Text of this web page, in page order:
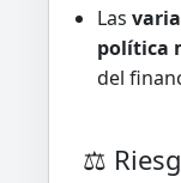
Las
política
del
⚖️